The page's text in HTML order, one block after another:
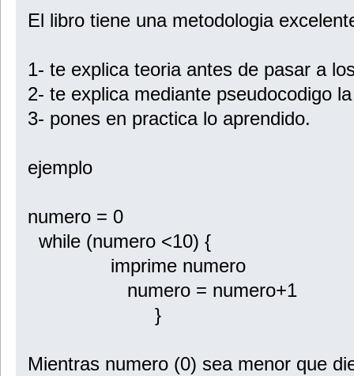
El libro tiene una metodologia
1- te explica teoria antes de pasar a
2- te explica mediante pseudocodigo
3- pones en practica lo aprendido.
ejemplo
numero = 0
while (numero <10) {
imprime numero
numero = numero+1
}
Mientras numero (0) sea menor que